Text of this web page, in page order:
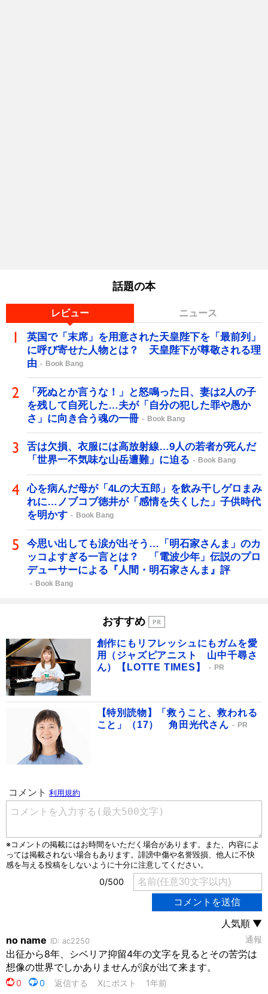
話題の本
レビュー ニュース
英国で「末席」を用意された天皇陛下を「最前列」
に呼び寄せた人物とは？ 天皇陛下が尊敬される理
由
Book Bang
「死ぬとか言うな！」と怒鳴った日、妻は2人の子
を残して自死した…夫が「自分の犯した罪や愚か
さ」に向き合う魂の一冊
Book Bang
舌は欠損、衣服には高放射線…9人の若者が死んだ
「世界一不気味な山岳遭難」に迫る
Book Bang
心を病んだ母が「4Lの大五郎」を飲み干しゲロまみ
れに…ノブコブ徳井が「感情を失くした」子供時代
を明かす
Book Bang
今思い出しても涙が出そう…「明石家さんま」のカ
ッコよすぎる一言とは？ 「電波少年」伝説のプロ
デューサーによる『人間・明石家さんま』評
Book Bang
おすすめ
創作にもリフレッシュにもガムを愛
用（ジャズピアニスト 山中千尋さ
ん）【LOTTE TIMES】
PR
【特別読物】「救うこと、救われる
こと」（17） 角田光代さん
PR